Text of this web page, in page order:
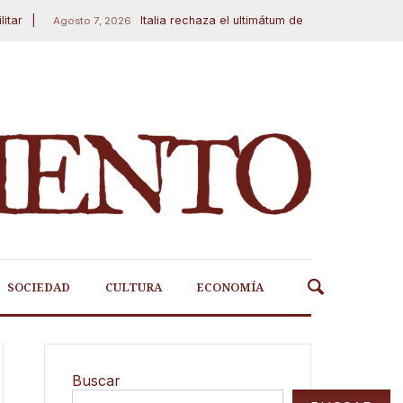
Agosto 7, 2026 Italia rechaza el ultimátum del Gobierno y
SOCIEDAD CULTURA ECONOMÍA
Buscar